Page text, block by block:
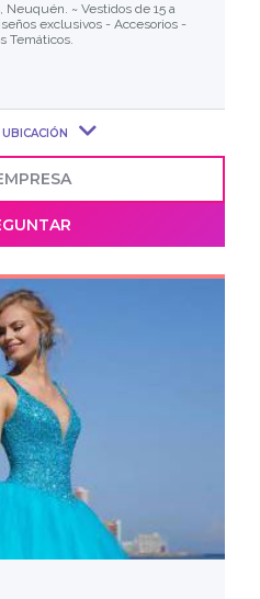
~ Vestidos de 15 a
exclusivos - Accesorios -
Temáticos.
UBICACIÓN